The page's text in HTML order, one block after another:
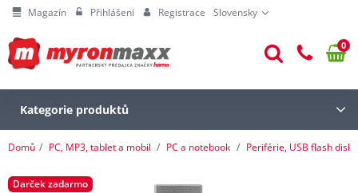
Magazín Přihlášení Registrace Slovensky
0
Kategorie produktů
Domů PC, MP3, tablet a mobil PC a notebook Periférie, USB flash disky
Darček zadarmo